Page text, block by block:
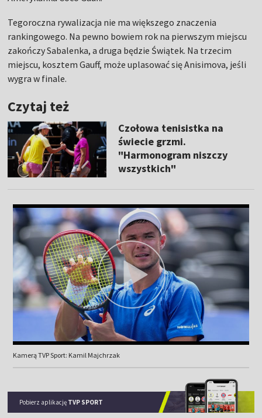
Tegoroczna rywalizacja nie ma większego znaczenia
rankingowego. Na pewno bowiem rok na pierwszym miejscu
zakończy Sabalenka, a druga będzie Świątek. Na trzecim
miejscu, kosztem Gauff, może uplasować się Anisimova, jeśli
wygra w finale.
Czytaj też
Czołowa tenisistka na
świecie grzmi.
"Harmonogram niszczy
wszystkich"
Kamerą TVP Sport: Kamil Majchrzak
Pobierz aplikację TVP SPORT